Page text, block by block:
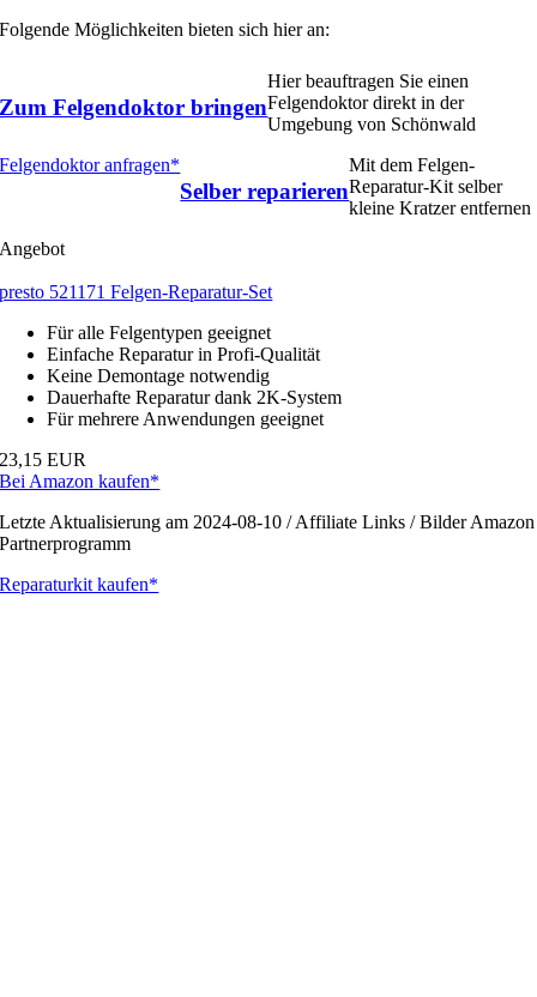
Folgende Möglichkeiten bieten sich hier an:
Zum Felgendoktor bringen
Hier beauftragen Sie einen
Felgendoktor direkt in der
Umgebung von Schönwald
Felgendoktor anfragen*
Selber reparieren
Mit dem Felgen-
Reparatur-Kit selber
kleine Kratzer entfernen
Angebot
presto 521171 Felgen-Reparatur-Set
Für alle Felgentypen geeignet
Einfache Reparatur in Profi-Qualität
Keine Demontage notwendig
Dauerhafte Reparatur dank 2K-System
Für mehrere Anwendungen geeignet
23,15 EUR
Bei Amazon kaufen*
Letzte Aktualisierung am 2024-08-10 / Affiliate Links / Bilder Amazon
Partnerprogramm
Reparaturkit kaufen*